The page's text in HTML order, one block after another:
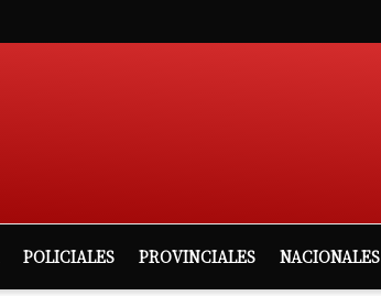
POLICIALES PROVINCIALES NACIONALES